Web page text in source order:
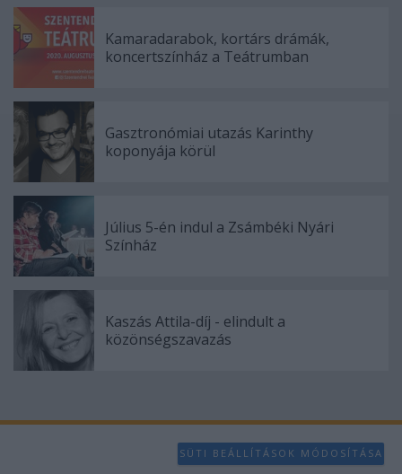
Kamaradarabok, kortárs drámák,
koncertszínház a Teátrumban
Gasztronómiai utazás Karinthy
koponyája körül
Július 5-én indul a Zsámbéki Nyári
Színház
Kaszás Attila-díj - elindult a
közönségszavazás
SÜTI BEÁLLÍTÁSOK MÓDOSÍTÁSA